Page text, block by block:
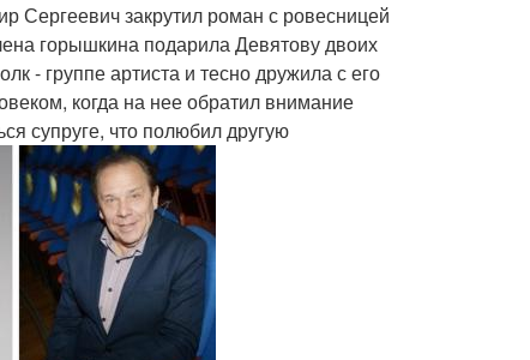
Сергеевич закрутил роман с ровесницей
горышкина подарила Девятову двоих
- группе артиста и тесно дружила с его
когда на нее обратил внимание
супруге, что полюбил другую